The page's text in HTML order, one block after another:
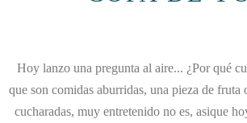
Hoy lanzo una pregunta al aire... ¿Por qué
que son comidas aburridas, una pieza de
cucharadas, muy entretenido no es, asique